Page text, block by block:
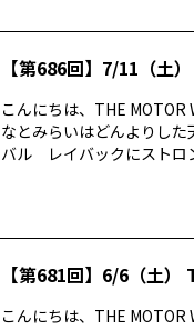
【第686回】7/11（土
こんにちは、THE
なとみらいはどんよりし
バル レイバックにストロ
【第681回】6/6（土）
こんにちは、THE MOTOR